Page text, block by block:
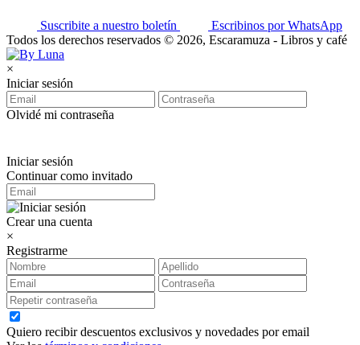
Suscribite a nuestro boletín
Escribinos por WhatsApp
Todos los derechos reservados © 2026, Escaramuza - Libros y café
×
Iniciar sesión
Olvidé mi contraseña
Iniciar sesión
Continuar como invitado
Crear una cuenta
×
Registrarme
Quiero recibir descuentos exclusivos y novedades por email